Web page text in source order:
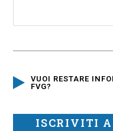
VUOI RESTARE
FVG?
ISCRIVITI